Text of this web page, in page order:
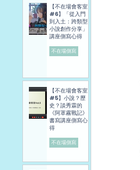
【不在場會客室
#6】「從入門
到入土：跨類型
小說創作分享」
講座側寫心得
不在場側寫
【不在場會客室
#5】小說？歷
史？談秀霖的
《阿罩霧戰記》
書寫講座側寫心
得
不在場側寫